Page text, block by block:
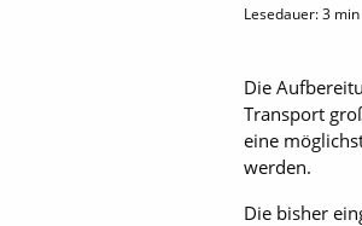
Lesedauer:3 min
Die
Transport
eine
werden.
Die bisher